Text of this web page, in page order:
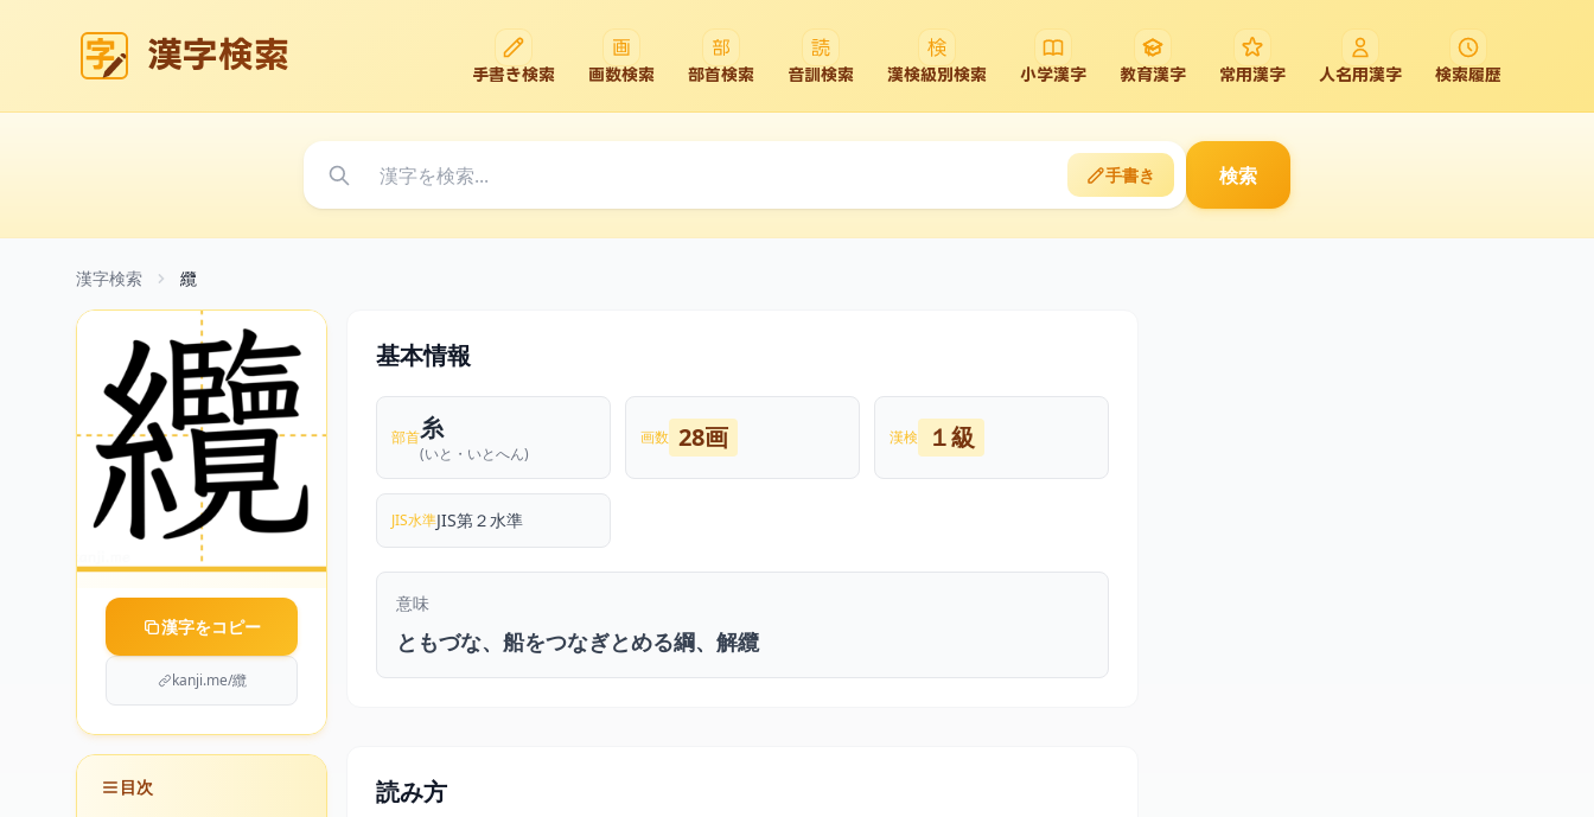
漢字検索 手書き検索 画数検索 部首検索 音訓検索 漢検級別検索 小学漢字 教育漢字 常用漢字 人名用漢字 検索履歴
手書き 検索
漢字検索 纜
漢字をコピー
kanji.me/纜
目次
基本情報
部首糸
(いと・いとへん)
画数 28画 漢検 １級
JIS水準JIS第２水準
意味
ともづな、船をつなぎとめる綱、解纜
読み方